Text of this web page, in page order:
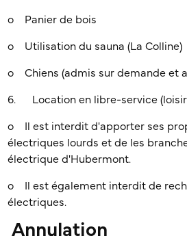
o Panier de bois
o Utilisation du sauna (La Colline)
o Chiens (admis sur demande et
6. Location en libre-service
o Il est interdit d'apporter ses
électriques lourds et de les
électrique d'Hubermont.
o Il est également interdit de
électriques.
Annulation